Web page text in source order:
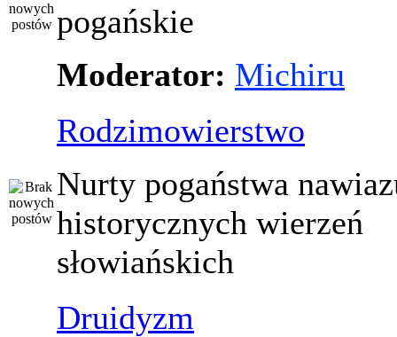
pogańskie
Moderator: Michiru
Rodzimowierstwo
Nurty pogaństwa
historycznych wierzeń
słowiańskich
Druidyzm